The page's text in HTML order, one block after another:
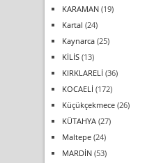
KARAMAN (19)
Kartal (24)
Kaynarca (25)
KİLİS (13)
KIRKLARELİ (36)
KOCAELİ (172)
Küçükçekmece (26)
KÜTAHYA (27)
Maltepe (24)
MARDİN (53)